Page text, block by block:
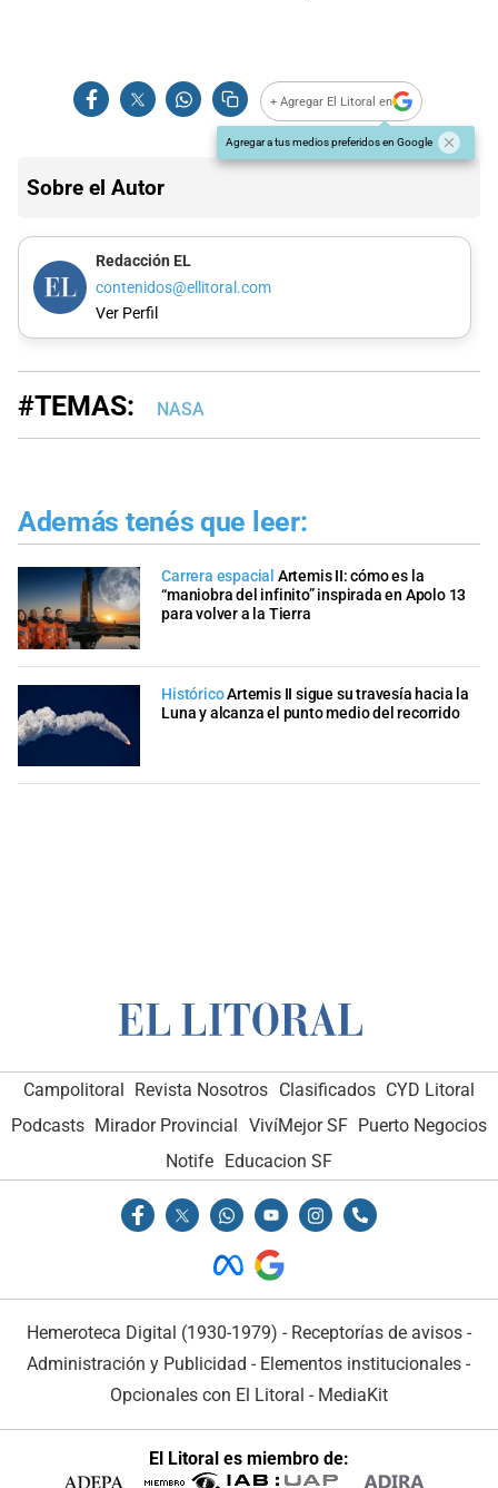
+ Agregar El Litoral en
Agregar a tus medios preferidos en Google
Sobre el Autor
Redacción EL
contenidos@ellitoral.com
Ver Perfil
#TEMAS: NASA
Además tenés que leer:
Carrera espacial Artemis II: cómo es la
“maniobra del infinito” inspirada en Apolo 13
para volver a la Tierra
HistóricoArtemis II sigue su travesía hacia la
Luna y alcanza el punto medio del recorrido
Campolitoral Revista Nosotros Clasificados CYD Litoral
Podcasts Mirador Provincial VivíMejor SF Puerto Negocios
Notife Educacion SF
Hemeroteca Digital (1930-1979) - Receptorías de avisos -
Administración y Publicidad - Elementos institucionales -
Opcionales con El Litoral - MediaKit
El Litoral es miembro de: